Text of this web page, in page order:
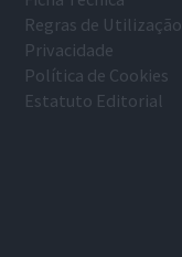
Regras de Utilização
Privacidade
Política de Cookies
Estatuto Editorial